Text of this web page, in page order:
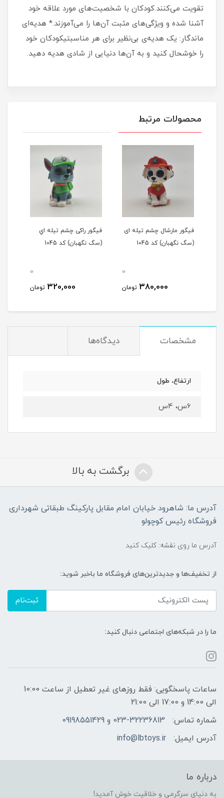
تقویت می‌کنند.کودکان با شخصیت‌های مورد علاقه خود
آشنا شده و ویژگی‌های مثبت آن‌ها را می‌آموزند.* هدیه‌ای
ماندگار: یک هدیه‌ی بی‌نظیر برای هر مناسبتیکودکان خود
را خوشحال کنید و به آن‌ها دنیایی از شادی هدیه دهید.
محصولات مرتبط
فیگور مارشال چشم تیله ای
(سگ نگهبان) کد 1045
0
380,000 تومان
فیگور راکی چشم تیله اي
(سگ نگهبان) کد 1045
0
320,000 تومان
مشخصات دیدگاه‌ها
ارتفاع، طول
6س، 4س
برگشت به بالا
آدرس ما: شاهرود خیابان امام مقابل پارکینگ طبقاتی شهرداری
فروشگاه رئیس کوچولو
آدرس ما روی نقشه: کلیک کنید
از تخفیف‌ها و جدیدترین‌های فروشگاه ما باخبر شوید:
ثبت‌نام
ما را در شبکه‌های اجتماعی دنبال کنید:
ساعات پاسخگویی: فقط روزهای غیر تعطیل از ساعت 10:00
الی 14:00 و 17:00 الی 21:00
شماره تماس:
023-32236813 و 09198551429
آدرس ایمیل:
info@lbtoys.ir
درباره ما
به دنیای سرگرمی و خلاقیت خوش آمدید!